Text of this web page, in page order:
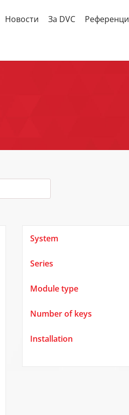
Новости За DVC Референци
System
Series
Module type
Number of keys
Installation